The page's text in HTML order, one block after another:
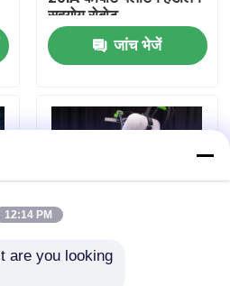
सहयोग रोबोट
जांच भेजें
12:14 PM
are you looking